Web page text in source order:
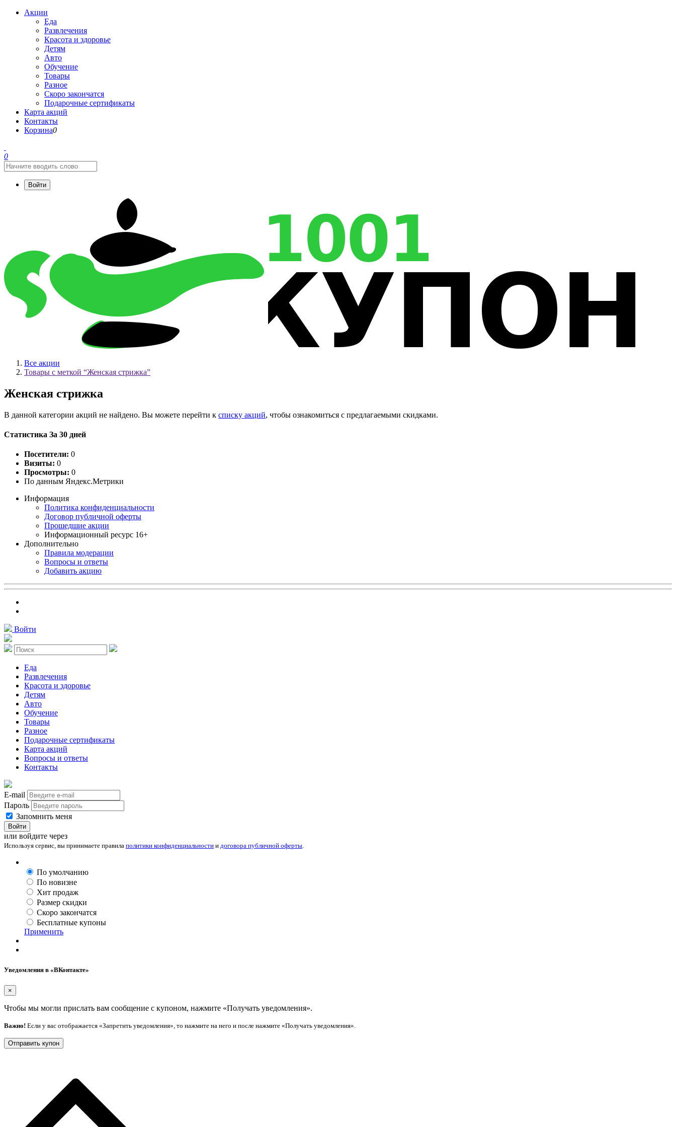
Акции
Еда
Развлечения
Красота и здоровье
Детям
Авто
Обучение
Товары
Разное
Скоро закончатся
Подарочные сертификаты
Карта акций
Контакты
Корзина0
0
Войти
Все акции
Товары с меткой “Женская стрижка”
Женская стрижка
В данной категории акций не найдено. Вы можете перейти к списку акций, чтобы ознакомиться с предлагаемыми скидками.
Статистика За 30 дней
Посетители: 0
Визиты: 0
Просмотры: 0
По данным Яндекс.Метрики
Информация
Политика конфиденциальности
Договор публичной оферты
Прошедшие акции
Информационный ресурс 16+
Дополнительно
Правила модерации
Вопросы и ответы
Добавить акцию
Войти
Еда
Развлечения
Красота и здоровье
Детям
Авто
Обучение
Товары
Разное
Подарочные сертификаты
Карта акций
Вопросы и ответы
Контакты
E-mail
Пароль
Запомнить меня
Войти
или войдите через
Используя сервис, вы принимаете правила политики конфиденциальности и договора публичной оферты.
По умолчанию
По новизне
Хит продаж
Размер скидки
Скоро закончатся
Бесплатные купоны
Применить
Уведомления в «ВКонтакте»
×
Чтобы мы могли прислать вам сообщение с купоном, нажмите «Получать уведомления».
Важно! Если у вас отображается «Запретить уведомления», то нажмите на него и после нажмите «Получать уведомления».
Отправить купон